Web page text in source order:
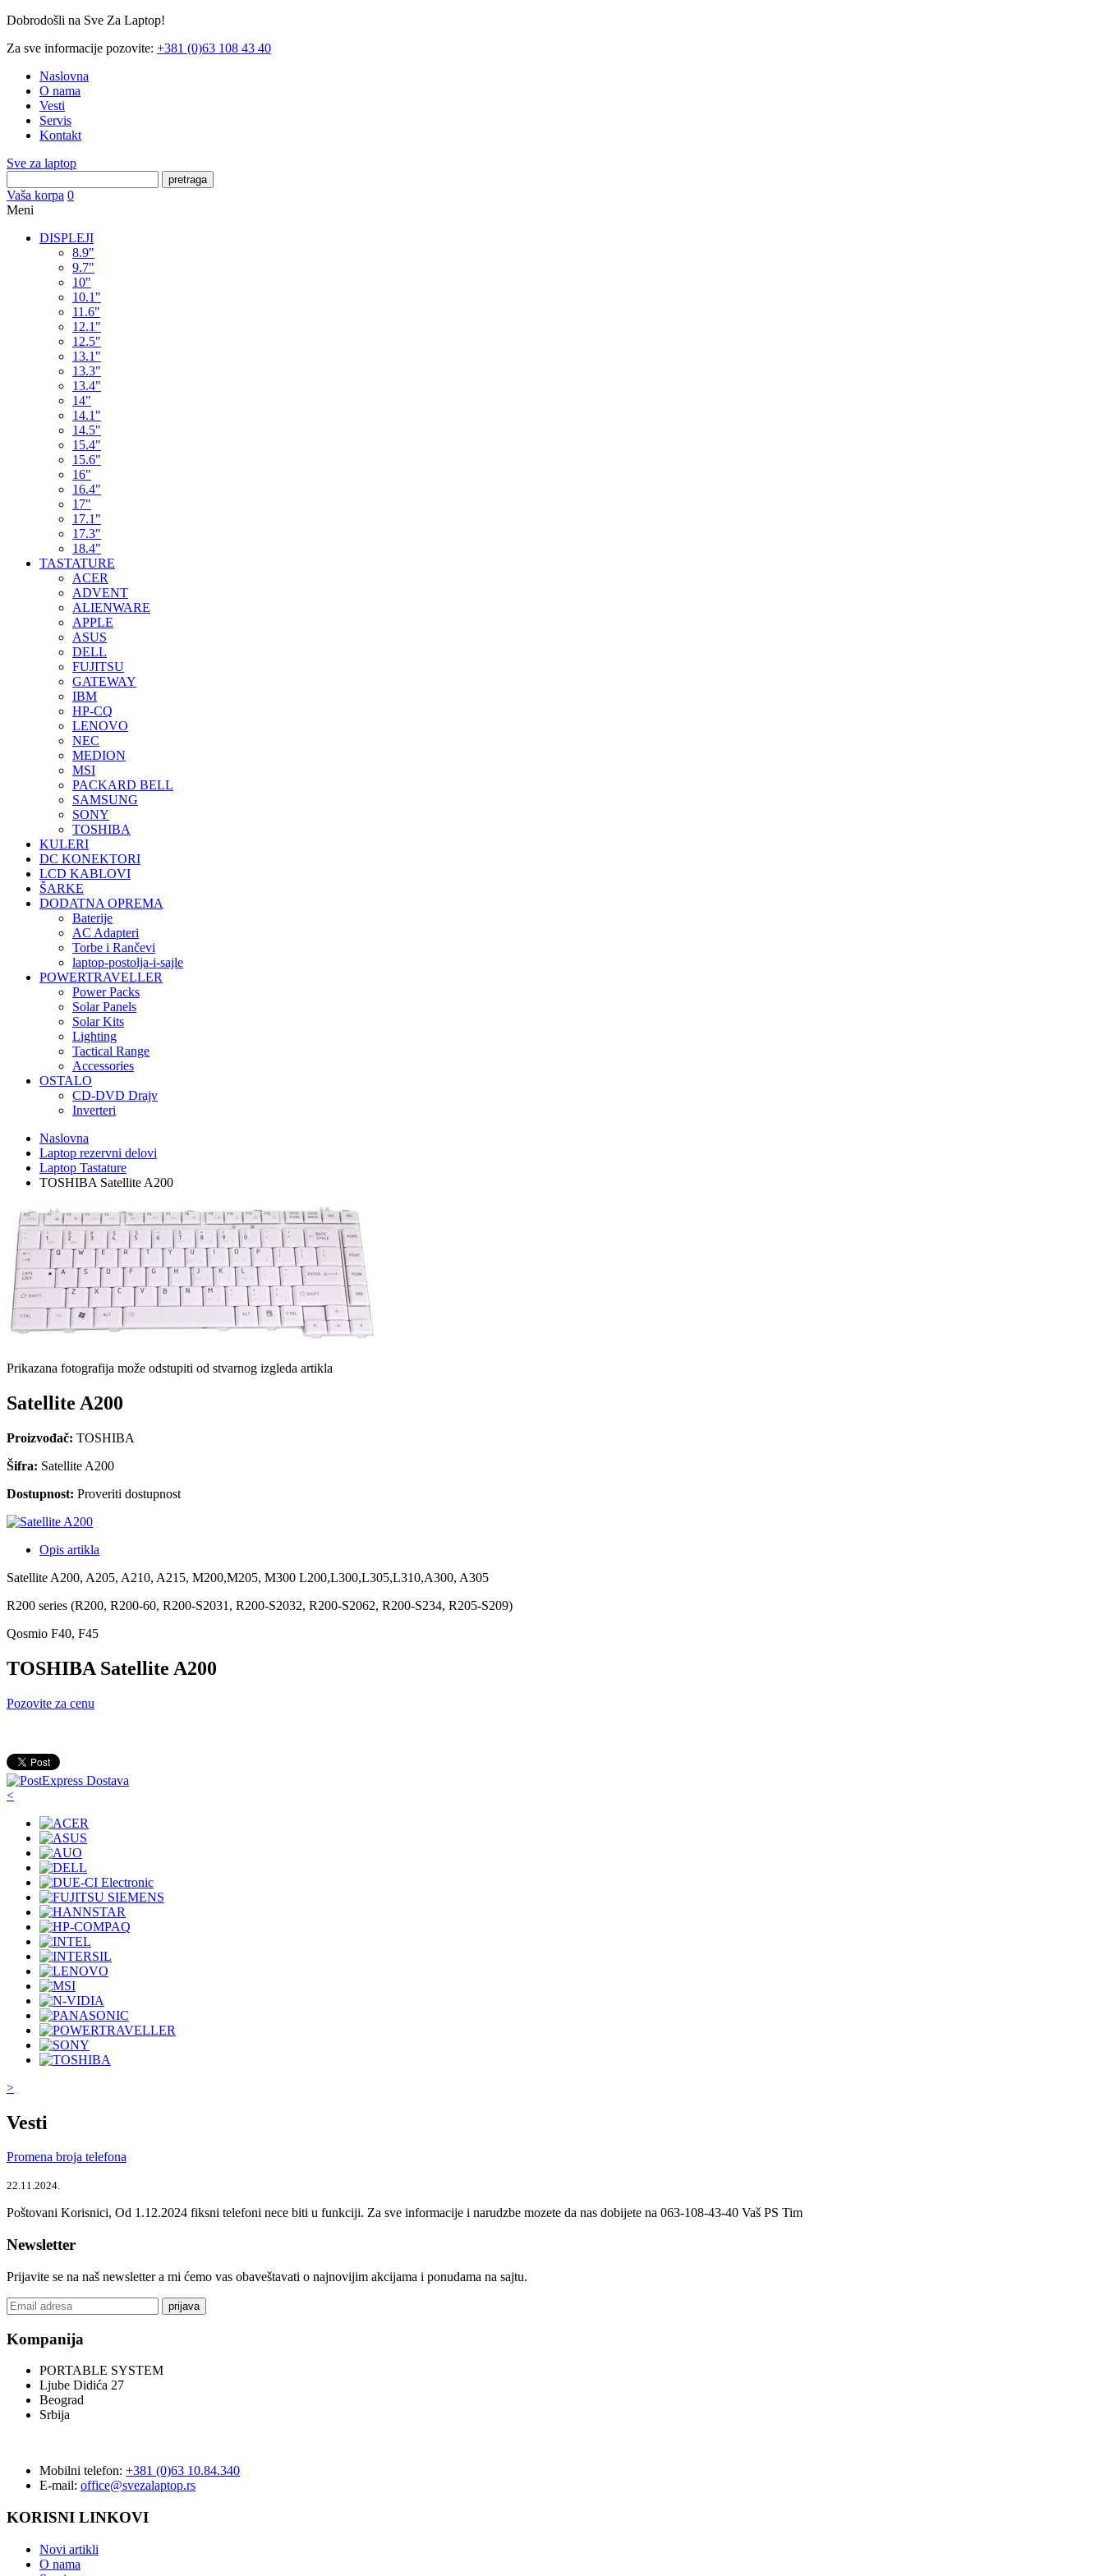
Dobrodošli na Sve Za Laptop!
Za sve informacije pozovite: +381 (0)63 108 43 40
Naslovna
O nama
Vesti
Servis
Kontakt
Sve za laptop
pretraga
Vaša korpa 0
Meni
DISPLEJI
8.9"
9.7"
10"
10.1"
11.6"
12.1"
12.5"
13.1"
13.3"
13.4"
14"
14.1"
14.5"
15.4"
15.6"
16"
16.4"
17"
17.1"
17.3"
18.4"
TASTATURE
ACER
ADVENT
ALIENWARE
APPLE
ASUS
DELL
FUJITSU
GATEWAY
IBM
HP-CQ
LENOVO
NEC
MEDION
MSI
PACKARD BELL
SAMSUNG
SONY
TOSHIBA
KULERI
DC KONEKTORI
LCD KABLOVI
ŠARKE
DODATNA OPREMA
Baterije
AC Adapteri
Torbe i Rančevi
laptop-postolja-i-sajle
POWERTRAVELLER
Power Packs
Solar Panels
Solar Kits
Lighting
Tactical Range
Accessories
OSTALO
CD-DVD Drajv
Inverteri
Naslovna
Laptop rezervni delovi
Laptop Tastature
TOSHIBA Satellite A200
Prikazana fotografija može odstupiti od stvarnog izgleda artikla
Satellite A200
Proizvođač: TOSHIBA
Šifra: Satellite A200
Dostupnost: Proveriti dostupnost
Opis artikla
Satellite A200, A205, A210, A215, M200,M205, M300 L200,L300,L305,L310,A300, A305
R200 series (R200, R200-60, R200-S2031, R200-S2032, R200-S2062, R200-S234, R205-S209)
Qosmio F40, F45
TOSHIBA Satellite A200
Pozovite za cenu
<
>
Vesti
Promena broja telefona
22.11.2024.
Poštovani Korisnici, Od 1.12.2024 fiksni telefoni nece biti u funkciji. Za sve informacije i narudzbe mozete da nas dobijete na 063-108-43-40 Vaš PS Tim
Newsletter
Prijavite se na naš newsletter a mi ćemo vas obaveštavati o najnovijim akcijama i ponudama na sajtu.
prijava
Kompanija
PORTABLE SYSTEM
Ljube Didića 27
Beograd
Srbija
Mobilni telefon: +381 (0)63 10.84.340
E-mail: office@svezalaptop.rs
KORISNI LINKOVI
Novi artikli
O nama